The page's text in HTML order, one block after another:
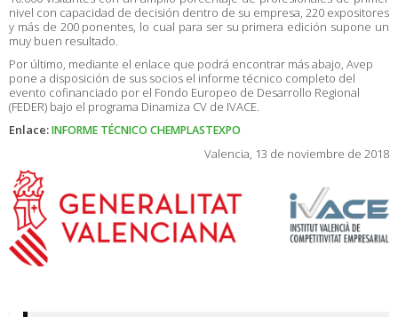
nivel con capacidad de decisión dentro de su empresa, 220 expositores
y más de 200 ponentes, lo cual para ser su primera edición supone un
muy buen resultado.
Por último, mediante el enlace que podrá encontrar más abajo, Avep
pone a disposición de sus socios el informe técnico completo del
evento cofinanciado por el Fondo Europeo de Desarrollo Regional
(FEDER) bajo el programa Dinamiza CV de IVACE.
Enlace:INFORME TÉCNICO CHEMPLASTEXPO
Valencia, 13 de noviembre de 2018